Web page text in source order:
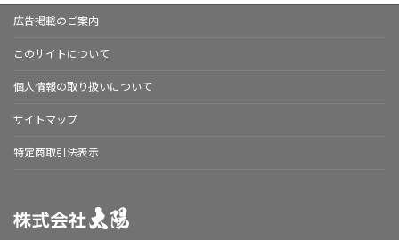
広告掲載のご案内
このサイトについて
個人情報の取り扱いについて
サイトマップ
特定商取引法表示